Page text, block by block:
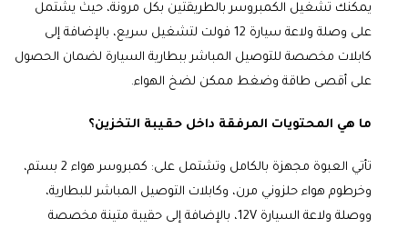
يمكنك تشغيل الكمبروسر بالطريقتين بكل مرونة، حيث يشتمل
على وصلة ولاعة سيارة 12 فولت لتشغيل سريع، بالإضافة إلى
كابلات مخصصة للتوصيل المباشر ببطارية السيارة لضمان الحصول
على أقصى طاقة وضغط ممكن لضخ الهواء.
ما هي المحتويات المرفقة داخل حقيبة التخزين؟
تأتي العبوة مجهزة بالكامل وتشتمل على: كمبروسر هواء 2 بستم،
وخرطوم هواء حلزوني مرن، وكابلات التوصيل المباشر للبطارية،
ووصلة ولاعة السيارة 12V، بالإضافة إلى حقيبة متينة مخصصة